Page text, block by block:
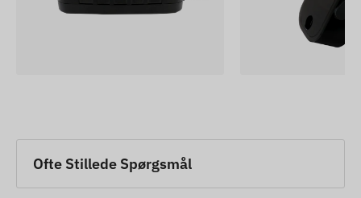
Ofte Stillede Spørgsmål